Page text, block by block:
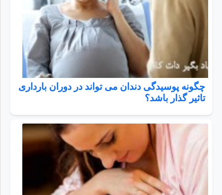
چگونه پوسیدگی دندان می تواند در دوران بارداری
تاثیر گذار باشد؟